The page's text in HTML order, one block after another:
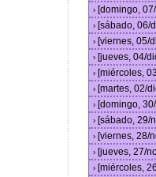
› [domingo,
› [sábado, 06/
› [viernes, 05/
› [jueves, 04/
› [miércoles,
› [martes, 02/
› [domingo,
› [sábado, 29/
› [viernes, 28/
› [jueves, 27/
› [miércoles,